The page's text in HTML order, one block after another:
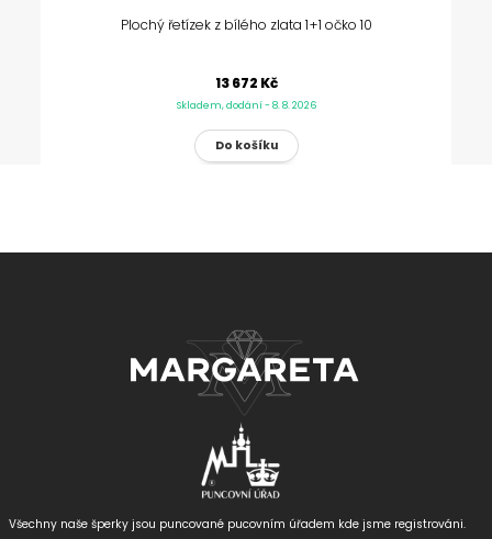
Plochý řetízek z bílého zlata 1+1 očko 10
13 672 Kč
Skladem, dodání - 8. 8. 2026
Všechny naše šperky jsou puncované pucovním úřadem kde jsme registrováni.